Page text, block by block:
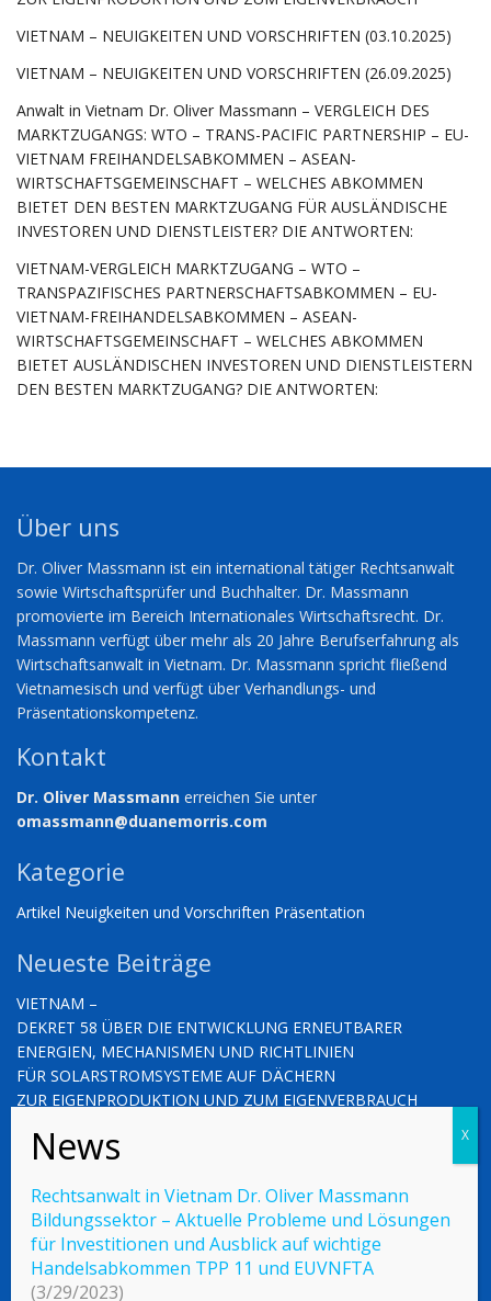
VIETNAM – NEUIGKEITEN UND VORSCHRIFTEN (03.10.2025)
VIETNAM – NEUIGKEITEN UND VORSCHRIFTEN (26.09.2025)
Anwalt in Vietnam Dr. Oliver Massmann – VERGLEICH DES
MARKTZUGANGS: WTO – TRANS-PACIFIC PARTNERSHIP – EU-
VIETNAM FREIHANDELSABKOMMEN – ASEAN-
WIRTSCHAFTSGEMEINSCHAFT – WELCHES ABKOMMEN
BIETET DEN BESTEN MARKTZUGANG FÜR AUSLÄNDISCHE
INVESTOREN UND DIENSTLEISTER? DIE ANTWORTEN:
VIETNAM-VERGLEICH MARKTZUGANG – WTO –
TRANSPAZIFISCHES PARTNERSCHAFTSABKOMMEN – EU-
VIETNAM-FREIHANDELSABKOMMEN – ASEAN-
WIRTSCHAFTSGEMEINSCHAFT – WELCHES ABKOMMEN
BIETET AUSLÄNDISCHEN INVESTOREN UND DIENSTLEISTERN
DEN BESTEN MARKTZUGANG? DIE ANTWORTEN:
Über uns
Dr. Oliver Massmann ist ein international tätiger Rechtsanwalt
sowie Wirtschaftsprüfer und Buchhalter. Dr. Massmann
promovierte im Bereich Internationales Wirtschaftsrecht. Dr.
Massmann verfügt über mehr als 20 Jahre Berufserfahrung als
Wirtschaftsanwalt in Vietnam. Dr. Massmann spricht fließend
Vietnamesisch und verfügt über Verhandlungs- und
Präsentationskompetenz.
Kontakt
Dr. Oliver Massmann erreichen Sie unter
omassmann@duanemorris.com
Kategorie
Artikel Neuigkeiten und Vorschriften Präsentation
Neueste Beiträge
VIETNAM –
DEKRET 58 ÜBER DIE ENTWICKLUNG ERNEUTBARER
ENERGIEN, MECHANISMEN UND RICHTLINIEN
FÜR SOLARSTROMSYSTEME AUF DÄCHERN
ZUR EIGENPRODUKTION UND ZUM EIGENVERBRAUCH
VIETNAM – NEUIGKEITEN UND VORSCHRIFTEN (03.10.2025)
© 2023 Vietnamlaws.xyz
Rechtsanwalt in Vietnam Dr. Oliver Massmann
Bildungssektor – Aktuelle Probleme und Lösungen
für Investitionen und Ausblick auf wichtige
Handelsabkommen TPP 11 und EUVNFTA
(3/29/2023)